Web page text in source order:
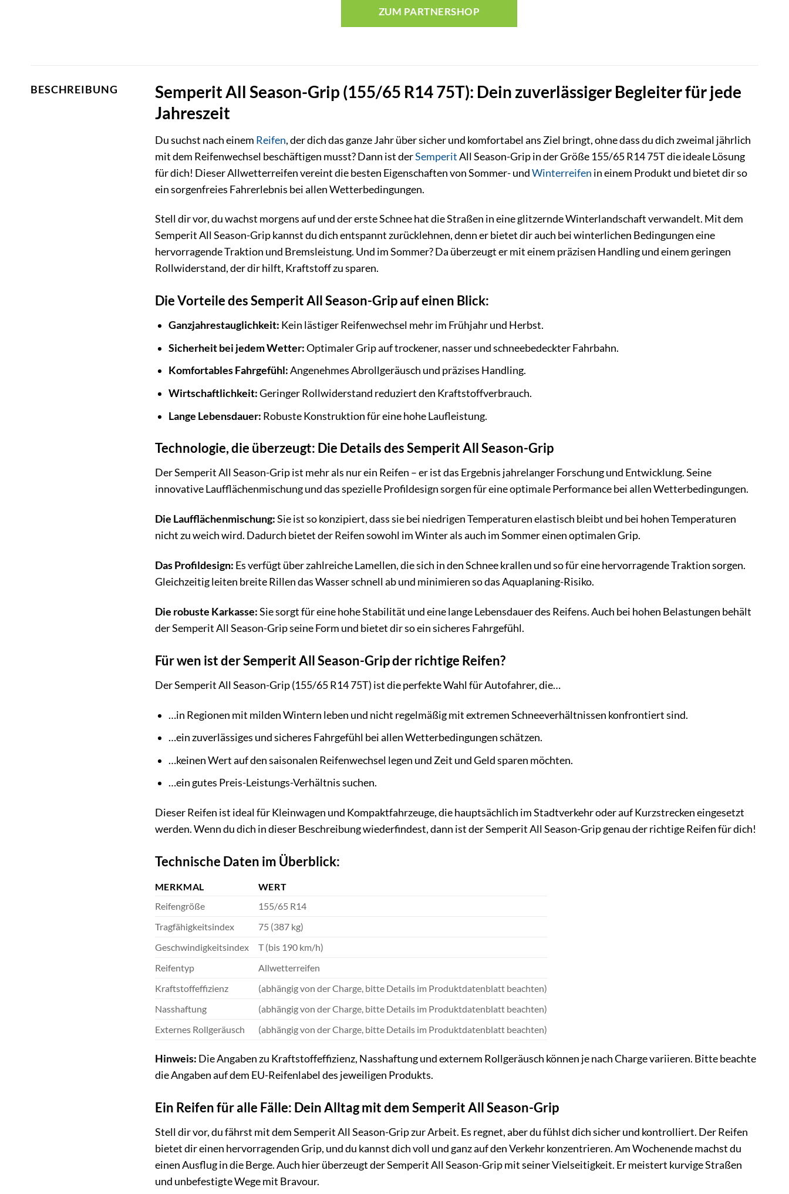
ZUM PARTNERSHOP
BESCHREIBUNG
Semperit All Season-Grip (155/65 R14 75T): Dein zuverlässiger Begleiter für jede
Jahreszeit
Du suchst nach einem Reifen, der dich das ganze Jahr über sicher und komfortabel ans Ziel bringt, ohne dass du dich zweimal jährlich
mit dem Reifenwechsel beschäftigen musst? Dann ist derSemperitAll Season-Grip in der Größe 155/65 R14 75T die ideale Lösung
für dich! Dieser Allwetterreifen vereint die besten Eigenschaften von Sommer- undWinterreifen in einem Produkt und bietet dir so
ein sorgenfreies Fahrerlebnis bei allen Wetterbedingungen.
Stell dir vor, du wachst morgens auf und der erste Schnee hat die Straßen in eine glitzernde Winterlandschaft verwandelt. Mit dem
Semperit All Season-Grip kannst du dich entspannt zurücklehnen, denn er bietet dir auch bei winterlichen Bedingungen eine
hervorragende Traktion und Bremsleistung. Und im Sommer? Da überzeugt er mit einem präzisen Handling und einem geringen
Rollwiderstand, der dir hilft, Kraftstoff zu sparen.
Die Vorteile des Semperit All Season-Grip auf einen Blick:
Ganzjahrestauglichkeit: Kein lästiger Reifenwechsel mehr im Frühjahr und Herbst.
Sicherheit bei jedem Wetter:Optimaler Grip auf trockener, nasser und schneebedeckter Fahrbahn.
Komfortables Fahrgefühl:Angenehmes Abrollgeräusch und präzises Handling.
Wirtschaftlichkeit:Geringer Rollwiderstand reduziert den Kraftstoffverbrauch.
Lange Lebensdauer: Robuste Konstruktion für eine hohe Laufleistung.
Technologie, die überzeugt: Die Details des Semperit All Season-Grip
Der Semperit All Season-Grip ist mehr als nur ein Reifen – er ist das Ergebnis jahrelanger Forschung und Entwicklung. Seine
innovative Laufflächenmischung und das spezielle Profildesign sorgen für eine optimale Performance bei allen Wetterbedingungen.
Die Laufflächenmischung:Sie ist so konzipiert, dass sie bei niedrigen Temperaturen elastisch bleibt und bei hohen Temperaturen
nicht zu weich wird. Dadurch bietet der Reifen sowohl im Winter als auch im Sommer einen optimalen Grip.
Das Profildesign: Es verfügt über zahlreiche Lamellen, die sich in den Schnee krallen und so für eine hervorragende Traktion sorgen.
Gleichzeitig leiten breite Rillen das Wasser schnell ab und minimieren so das Aquaplaning-Risiko.
Die robuste Karkasse:Sie sorgt für eine hohe Stabilität und eine lange Lebensdauer des Reifens. Auch bei hohen Belastungen behält
der Semperit All Season-Grip seine Form und bietet dir so ein sicheres Fahrgefühl.
Für wen ist der Semperit All Season-Grip der richtige Reifen?
Der Semperit All Season-Grip (155/65 R14 75T) ist die perfekte Wahl für Autofahrer, die…
…in Regionen mit milden Wintern leben und nicht regelmäßig mit extremen Schneeverhältnissen konfrontiert sind.
…ein zuverlässiges und sicheres Fahrgefühl bei allen Wetterbedingungen schätzen.
…keinen Wert auf den saisonalen Reifenwechsel legen und Zeit und Geld sparen möchten.
…ein gutes Preis-Leistungs-Verhältnis suchen.
Dieser Reifen ist ideal für Kleinwagen und Kompaktfahrzeuge, die hauptsächlich im Stadtverkehr oder auf Kurzstrecken eingesetzt
werden. Wenn du dich in dieser Beschreibung wiederfindest, dann ist der Semperit All Season-Grip genau der richtige Reifen für dich!
Technische Daten im Überblick:
MERKMAL
WERT
Reifengröße
155/65 R14
Tragfähigkeitsindex
75 (387 kg)
Geschwindigkeitsindex
T (bis 190 km/h)
Reifentyp
Allwetterreifen
Kraftstoffeffizienz
(abhängig von der Charge, bitte Details im Produktdatenblatt beachten)
Nasshaftung
(abhängig von der Charge, bitte Details im Produktdatenblatt beachten)
Externes Rollgeräusch
(abhängig von der Charge, bitte Details im Produktdatenblatt beachten)
Hinweis: Die Angaben zu Kraftstoffeffizienz, Nasshaftung und externem Rollgeräusch können je nach Charge variieren. Bitte beachte
die Angaben auf dem EU-Reifenlabel des jeweiligen Produkts.
Ein Reifen für alle Fälle: Dein Alltag mit dem Semperit All Season-Grip
Stell dir vor, du fährst mit dem Semperit All Season-Grip zur Arbeit. Es regnet, aber du fühlst dich sicher und kontrolliert. Der Reifen
bietet dir einen hervorragenden Grip, und du kannst dich voll und ganz auf den Verkehr konzentrieren. Am Wochenende machst du
einen Ausflug in die Berge. Auch hier überzeugt der Semperit All Season-Grip mit seiner Vielseitigkeit. Er meistert kurvige Straßen
und unbefestigte Wege mit Bravour.